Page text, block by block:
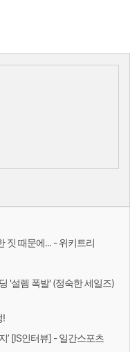
짓 때문에... - 위키트리
'설렘 폭발' (정숙한 세일즈)
!
’ [IS인터뷰] - 일간스포츠